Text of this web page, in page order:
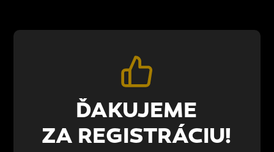
ĎAKUJEME
ZA REGISTRÁCIU!